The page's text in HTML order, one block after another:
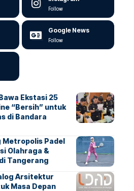
Follow
Google News
Follow
Ekstasi 25
“Bersih” untuk
di Bandara
Metropolis Padel
Olahraga &
Tangerang
Arsitektur
Masa Depan